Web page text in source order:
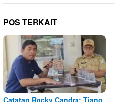
POS TERKAIT
Catatan Rocky Candra: Tiang